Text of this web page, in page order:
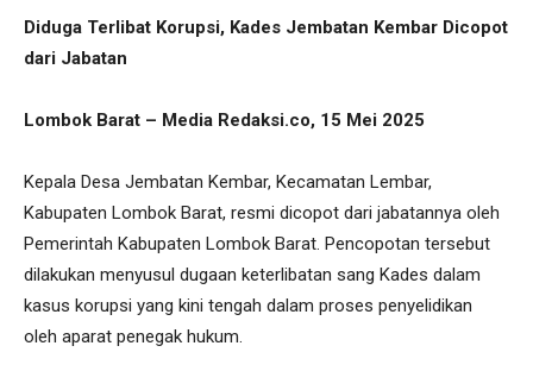
Diduga Terlibat Korupsi, Kades Jembatan Kembar Dicopot
dari Jabatan
Lombok Barat – Media Redaksi.co, 15 Mei 2025
Kepala Desa Jembatan Kembar, Kecamatan Lembar,
Kabupaten Lombok Barat, resmi dicopot dari jabatannya oleh
Pemerintah Kabupaten Lombok Barat. Pencopotan tersebut
dilakukan menyusul dugaan keterlibatan sang Kades dalam
kasus korupsi yang kini tengah dalam proses penyelidikan
oleh aparat penegak hukum.